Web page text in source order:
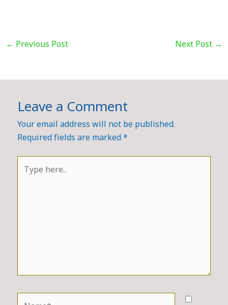
← Previous Post Next Post →
Leave a Comment
Your email address will not be published.
Required fields are marked*
here..